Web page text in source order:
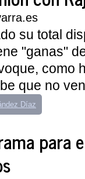
su total
"ganas"
como
que no
Díaz
para